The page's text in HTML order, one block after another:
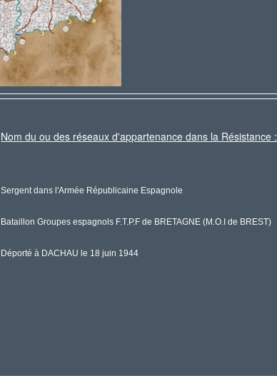
Nom du ou des réseaux d'appartenance dans la Résistance :
Sergent dans l'Armée Républicaine Espagnole
Bataillon Groupes espagnols F.T.P.F de BRETAGNE (M.O.I de BREST)
Déporté à DACHAU le 18 juin 1944